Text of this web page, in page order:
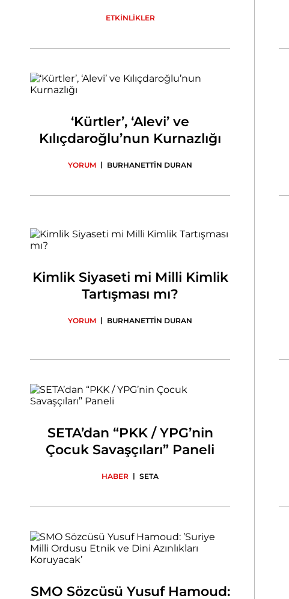
ETKİNLİKLER
‘Kürtler’, ‘Alevi’ ve
Kılıçdaroğlu’nun Kurnazlığı
YORUM | BURHANETTİN DURAN
Kimlik Siyaseti mi Milli Kimlik
Tartışması mı?
YORUM | BURHANETTİN DURAN
SETA’dan “PKK / YPG’nin
Çocuk Savaşçıları” Paneli
HABER | SETA
SMO Sözcüsü Yusuf Hamoud: